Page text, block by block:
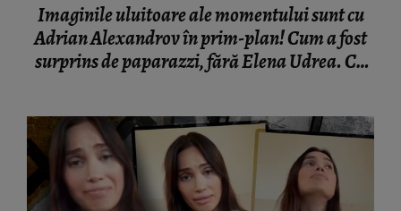
Imaginile uluitoare ale momentului sunt cu
Adrian Alexandrov în prim-plan! Cum a fost
surprins de paparazzi, fără Elena Udrea. Cu